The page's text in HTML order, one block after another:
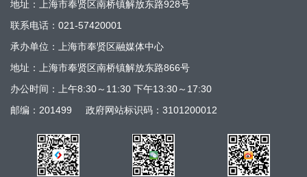
地址：上海市奉贤区南桥镇解放东路928号
联系电话：021-57420001
承办单位：上海市奉贤区融媒体中心
地址：上海市奉贤区南桥镇解放东路866号
办公时间：上午8:30～11:30 下午13:30～17:30
邮编：201499
政府网站标识码：3101200012